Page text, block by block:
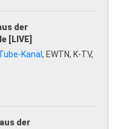
der
[LIVE]
Kanal, EWTN, K-TV,
der